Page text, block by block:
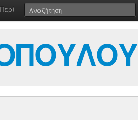
Περί